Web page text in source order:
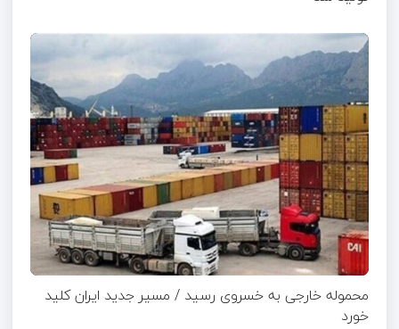
محموله خارجی به خسروی رسید / مسیر جدید ایران کلید
خورد